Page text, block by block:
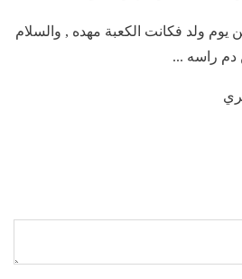
يوم ولد فكانت الكعبة مهده , والسلام
دم راسه ...